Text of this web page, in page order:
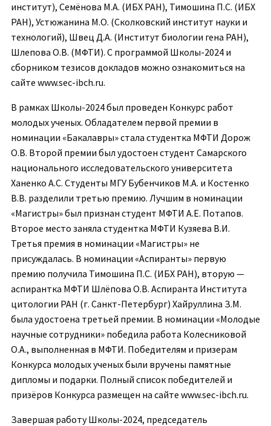
институт), Семёнова М.А. (ИБХ РАН), Тимошина П.С. (ИБХ
РАН), Устюжанина М.О. (Сколковский институт науки и
технологий), Швец Д.А. (Институт биологии гена РАН),
Шлепова О.В. (МФТИ). С программой Школы-2024 и
сборником тезисов докладов можно ознакомиться на
сайте www.sec-ibch.ru.
В рамках Школы-2024 был проведен Конкурс работ
молодых ученых. Обладателем первой премии в
номинации «Бакалавры» стала студентка МФТИ Дорож
О.В. Второй премии был удостоен студент Самарского
национального исследовательского университета
Ханенко А.С. Студенты МГУ Бубенчиков М.А. и Костенко
В.В. разделили третью премию. Лучшим в номинации
«Магистры» был признан студент МФТИ А.Е. Потапов.
Второе место заняла студентка МФТИ Кузяева В.И.
Третья премия в номинации «Магистры» не
присуждалась. В номинации «Аспиранты» первую
премию получила Тимошина П.С. (ИБХ РАН), вторую —
аспирантка МФТИ Шлёпова О.В. Аспиранта Института
цитологии РАН (г. Санкт-Петербург) Хайруллина З.М.
была удостоена третьей премии. В номинации «Молодые
научные сотрудники» победила работа Колесниковой
О.А., выполненная в МФТИ. Победителям и призерам
Конкурса молодых ученых были вручены памятные
дипломы и подарки. Полный список победителей и
призёров Конкурса размещен на сайте www.sec-ibch.ru.
Завершая работу Школы-2024, председатель